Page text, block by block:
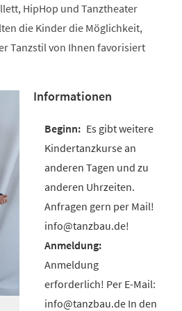
HipHop und Tanztheater
die Kinder die Möglichkeit,
Tanzstil von Ihnen favorisiert
Informationen
Es gibt weitere
Kindertanzkurse an
anderen Tagen und zu
anderen Uhrzeiten.
Anfragen gern per Mail!
info@tanzbau.de!
Anmeldung
erforderlich! Per E-Mail:
info@tanzbau.de In den